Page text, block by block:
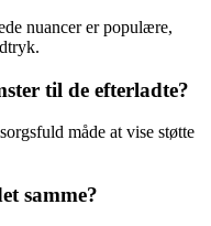
nuancer er populære,
til de efterladte?
måde at vise støtte
samme?